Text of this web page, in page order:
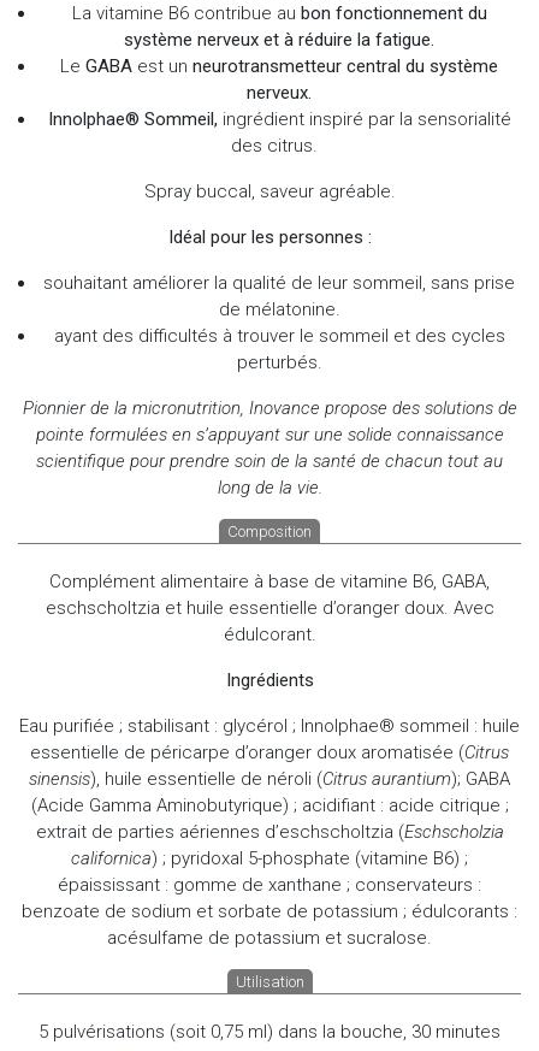
La vitamine B6 contribue au bon fonctionnement du
système nerveux et à réduire la fatigue.
Le GABA est un neurotransmetteur central du système
nerveux.
Innolphae® Sommeil, ingrédient inspiré par la sensorialité
des citrus.
Spray buccal, saveur agréable.
Idéal pour les personnes :
souhaitant améliorer la qualité de leur sommeil, sans prise
de mélatonine.
ayant des difficultés à trouver le sommeil et des cycles
perturbés.
Pionnier de la micronutrition, Inovance propose des solutions de
pointe formulées en s’appuyant sur une solide connaissance
scientifique pour prendre soin de la santé de chacun tout au
long de la vie.
Composition
Complément alimentaire à base de vitamine B6, GABA,
eschscholtzia et huile essentielle d’oranger doux. Avec
édulcorant.
Ingrédients
Eau purifiée ; stabilisant : glycérol ; Innolphae® sommeil : huile
essentielle de péricarpe d’oranger doux aromatisée (Citrus
sinensis), huile essentielle de néroli (Citrus aurantium); GABA
(Acide Gamma Aminobutyrique) ; acidifiant : acide citrique ;
extrait de parties aériennes d’eschscholtzia (Eschscholzia
californica) ; pyridoxal 5-phosphate (vitamine B6) ;
épaississant : gomme de xanthane ; conservateurs :
benzoate de sodium et sorbate de potassium ; édulcorants :
acésulfame de potassium et sucralose.
Utilisation
5 pulvérisations (soit 0,75 ml) dans la bouche, 30 minutes